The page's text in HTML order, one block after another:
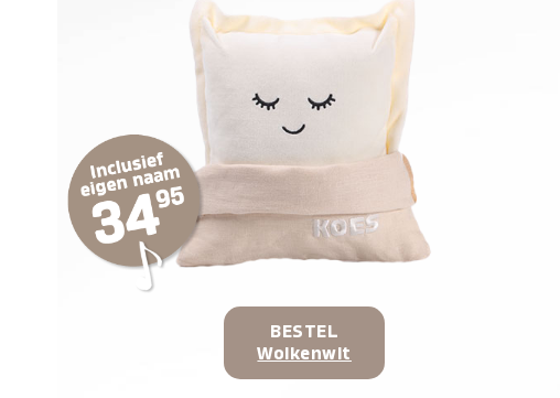
BESTEL
Wolkenwit